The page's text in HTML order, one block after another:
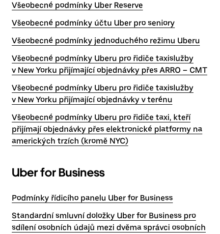
Všeobecné podmínky Uber Reserve
Všeobecné podmínky účtu Uber pro seniory
Všeobecné podmínky jednoduchého režimu Uberu
Všeobecné podmínky Uberu pro řidiče taxislužby
v New Yorku přijímající objednávky přes ARRO – CMT
Všeobecné podmínky Uberu pro řidiče taxislužby
v New Yorku přijímající objednávky v terénu
Všeobecné podmínky Uberu pro řidiče taxi, kteří
přijímají objednávky přes elektronické platformy na
amerických trzích (kromě NYC)
Uber for Business
Podmínky řídicího panelu Uber for Business
Standardní smluvní doložky Uber for Business pro
sdílení osobních údajů mezi dvěma správci osobních